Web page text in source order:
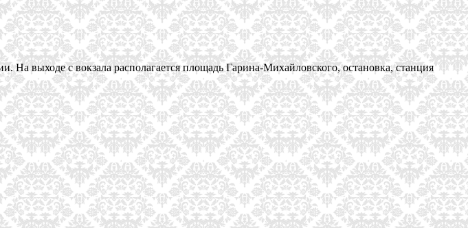
На выходе с вокзала располагается площадь Гарина-Михайловского, остановка, станция